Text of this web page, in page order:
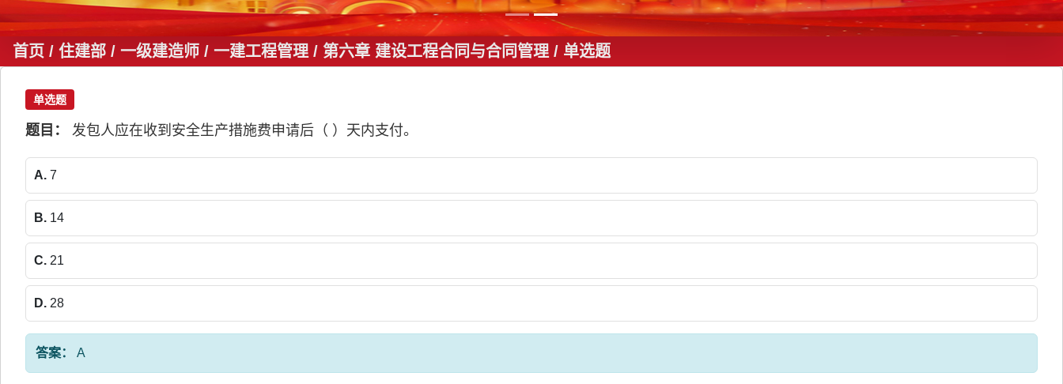
首页 / 住建部 / 一级建造师 / 一建工程管理 / 第六章 建设工程合同与合同管理 / 单选题
单选题
题目： 发包人应在收到安全生产措施费申请后（ ）天内支付。
A. 7
B. 14
C. 21
D. 28
答案： A